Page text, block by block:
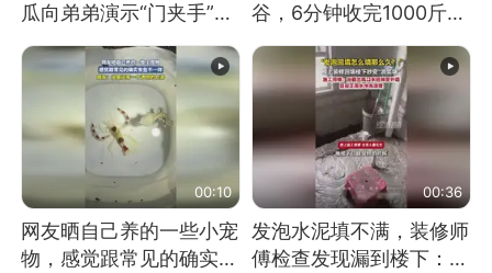
瓜向弟弟演示“门夹手”，
网友：果然言传不如身
教！
谷，6分钟收完1000斤，
没有一个人掉链子
00:10
网友晒自己养的一些小宠
物，感觉跟常见的确实有
00:36
发泡水泥填不满，装修师
傅检查发现漏到楼下：出